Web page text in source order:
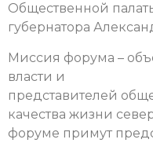
Общественной
губернатора
Миссия форума –
власти и
представителей
качества жизни
форуме примут